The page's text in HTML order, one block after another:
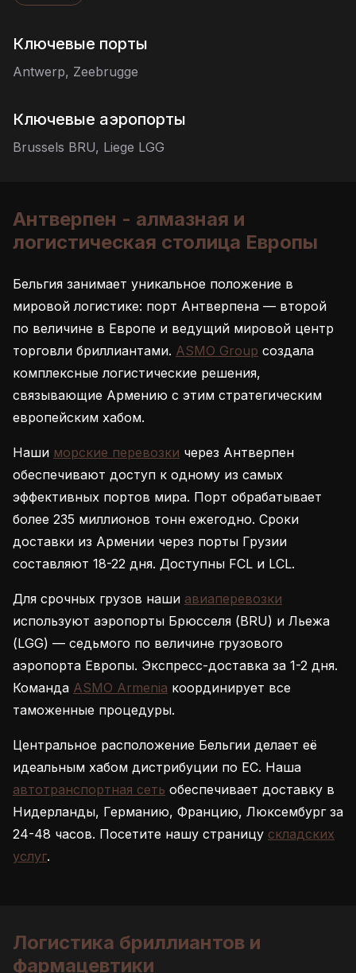
Ключевые порты
Antwerp, Zeebrugge
Ключевые аэропорты
Brussels BRU, Liege LGG
Антверпен - алмазная и
логистическая столица Европы
Бельгия занимает уникальное положение в
мировой логистике: порт Антверпена — второй
по величине в Европе и ведущий мировой центр
торговли бриллиантами. ASMO Group создала
комплексные логистические решения,
связывающие Армению с этим стратегическим
европейским хабом.
Наши морские перевозки через Антверпен
обеспечивают доступ к одному из самых
эффективных портов мира. Порт обрабатывает
более 235 миллионов тонн ежегодно. Сроки
доставки из Армении через порты Грузии
составляют 18-22 дня. Доступны FCL и LCL.
Для срочных грузов наши авиаперевозки
используют аэропорты Брюсселя (BRU) и Льежа
(LGG) — седьмого по величине грузового
аэропорта Европы. Экспресс-доставка за 1-2 дня.
Команда ASMO Armenia координирует все
таможенные процедуры.
Центральное расположение Бельгии делает её
идеальным хабом дистрибуции по ЕС. Наша
автотранспортная сеть обеспечивает доставку в
Нидерланды, Германию, Францию, Люксембург за
24-48 часов. Посетите нашу страницу складских
услуг.
Логистика бриллиантов и
фармацевтики